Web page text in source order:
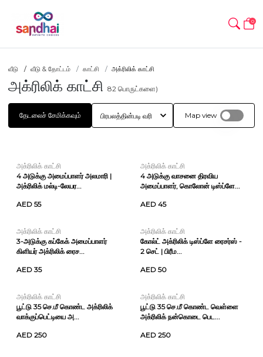
0
வீடு வீடு & தோட்டம் காட்சி அக்ரிலிக் காட்சி
அக்ரிலிக் காட்சி 82 பொருட்களை)
தேடலைச் சேமிக்கவும் Map view
அக்ரிலிக் காட்சி
4 அடுக்கு அமைப்பாளர் அலமாரி |
அக்ரிலிக் மல்டி-லேயர...
AED 55
அக்ரிலிக் காட்சி
4 அடுக்கு வாசனை திரவிய
அமைப்பாளர், கொலோன் டிஸ்ப்ளே...
AED 45
அக்ரிலிக் காட்சி
3-அடுக்கு கப்கேக் அமைப்பாளர்
கிளியர் அக்ரிலிக் ரைச...
AED 35
அக்ரிலிக் காட்சி
கோல்ட் அக்ரிலிக் டிஸ்ப்ளே ரைசர்ஸ் -
2 செட் | பிரீம...
AED 50
அக்ரிலிக் காட்சி
பூட்டு 35 செ.மீ கொண்ட அக்ரிலிக்
வாக்குப்பெட்டியை அ...
AED 250
அக்ரிலிக் காட்சி
பூட்டு 35 செ.மீ கொண்ட வெள்ளை
அக்ரிலிக் நன்கொடை பெட...
AED 250